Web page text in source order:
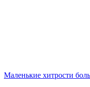
Маленькие хитрости